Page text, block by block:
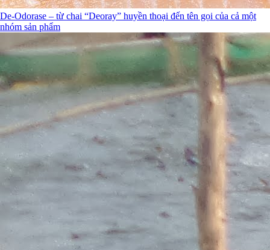
De-Odorase – từ chai “Deoray” huyền thoại đến tên gọi của cả một
nhóm sản phẩm